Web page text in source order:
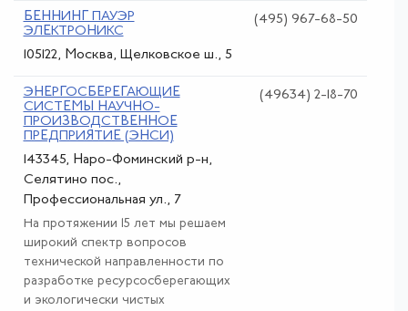
БЕННИНГ ПАУЭР
ЭЛЕКТРОНИКС
105122, Москва, Щелковское ш., 5
(495) 967-68-50
ЭНЕРГОСБЕРЕГАЮЩИЕ
СИСТЕМЫ НАУЧНО-
ПРОИЗВОДСТВЕННОЕ
ПРЕДПРИЯТИЕ (ЭНСИ)
143345, Наро-Фоминский р-н,
Селятино пос.,
Профессиональная ул., 7
На протяжении 15 лет мы решаем
широкий спектр вопросов
технической направленности по
разработке ресурсосберегающих
и экологически чистых
(49634) 2-18-70